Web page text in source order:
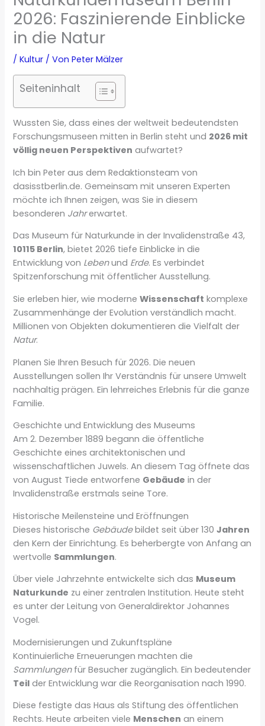
2026: Faszinierende Einblicke
in die Natur
/Kultur / VonPeter Mälzer
Seiteninhalt
Wussten Sie, dass eines der weltweit bedeutendsten
Forschungsmuseen mitten in Berlin steht und 2026 mit
völlig neuen Perspektiven aufwartet?
Ich bin Peter aus dem Redaktionsteam von
dasisstberlin.de. Gemeinsam mit unseren Experten
möchte ich Ihnen zeigen, was Sie in diesem
besonderen Jahrerwartet.
Das Museum für Naturkunde in der Invalidenstraße 43,
10115 Berlin, bietet 2026 tiefe Einblicke in die
Entwicklung von Lebenund Erde. Es verbindet
Spitzenforschung mit öffentlicher Ausstellung.
Sie erleben hier, wie moderneWissenschaft komplexe
Zusammenhänge der Evolution verständlich macht.
Millionen von Objekten dokumentieren die Vielfalt der
Natur.
Planen Sie Ihren Besuch für 2026. Die neuen
Ausstellungen sollen Ihr Verständnis für unsere Umwelt
nachhaltig prägen. Ein lehrreiches Erlebnis für die ganze
Familie.
Geschichte und Entwicklung des Museums
Am 2. Dezember 1889 begann die öffentliche
Geschichte eines architektonischen und
wissenschaftlichen Juwels. An diesem Tag öffnete das
von August Tiede entworfene Gebäude in der
Invalidenstraße erstmals seine Tore.
Historische Meilensteine und Eröffnungen
Dieses historische Gebäudebildet seit über 130Jahren
den Kern der Einrichtung. Es beherbergte von Anfang an
wertvolle Sammlungen.
Über viele Jahrzehnte entwickelte sich das Museum
Naturkunde zu einer zentralen Institution. Heute steht
es unter der Leitung von Generaldirektor Johannes
Vogel.
Modernisierungen und Zukunftspläne
Kontinuierliche Erneuerungen machten die
Sammlungenfür Besucher zugänglich. Ein bedeutender
Teil der Entwicklung war die Reorganisation nach 1990.
Diese festigte das Haus als Stiftung des öffentlichen
Rechts. Heute arbeiten viele Menschen an einem